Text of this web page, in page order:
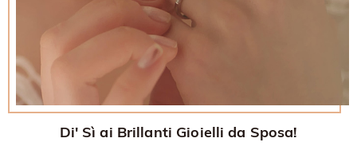
Di' Sì ai Brillanti Gioielli da Sposa!